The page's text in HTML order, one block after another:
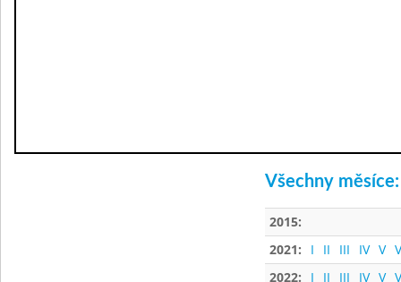
Všechny měsíce:
2015:
2021:
I II III IV V
2022:
I II III IV V